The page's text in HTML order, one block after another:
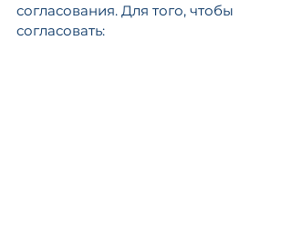
согласования. Для того, чтобы
согласовать: